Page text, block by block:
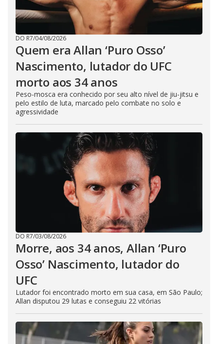
DO R7/04/08/2026
Quem era Allan ‘Puro Osso’
Nascimento, lutador do UFC
morto aos 34 anos
Peso-mosca era conhecido por seu alto nível de jiu-jitsu e
pelo estilo de luta, marcado pelo combate no solo e
agressividade
DO R7/03/08/2026
Morre, aos 34 anos, Allan ‘Puro
Osso’ Nascimento, lutador do
UFC
Lutador foi encontrado morto em sua casa, em São Paulo;
Allan disputou 29 lutas e conseguiu 22 vitórias